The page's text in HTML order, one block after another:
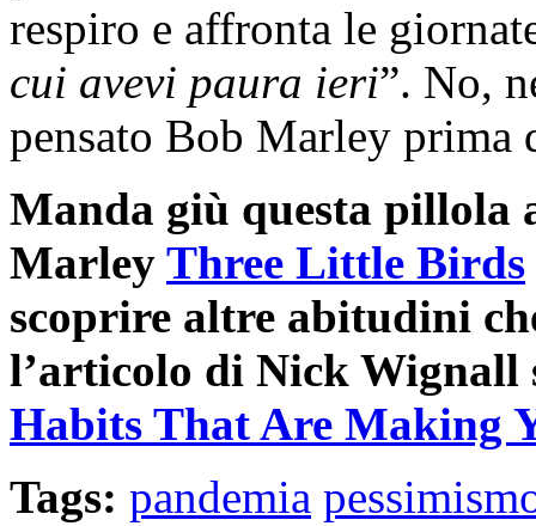
respiro e affronta le
cui avevi paura ieri”. No,
pensato Bob Marley
Manda giù questa pillola
Marley Three Little Birds
scoprire altre abitudini
l’articolo di Nick
Habits That Are Making
Tags: pandemia